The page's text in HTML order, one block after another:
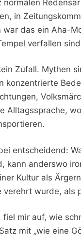
in‍
war das ein Aha-
verfallen
⁤Zufall. ‌Mythen
konzentrierte
‌Alltagssprache,‍
entscheidend:⁤
kann anderswo
Kultur als
verehrt ⁤wurde, als‌
mir auf, wie
mit‌ „wie eine